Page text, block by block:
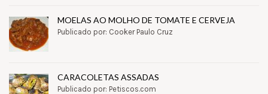
MOELAS AO MOLHO DE TOMATE E CERVEJA
Publicado por: Cooker Paulo Cruz
CARACOLETAS ASSADAS
Publicado por: Petiscos.com